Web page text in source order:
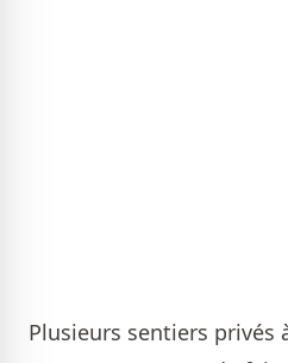
Plusieurs sentiers privés